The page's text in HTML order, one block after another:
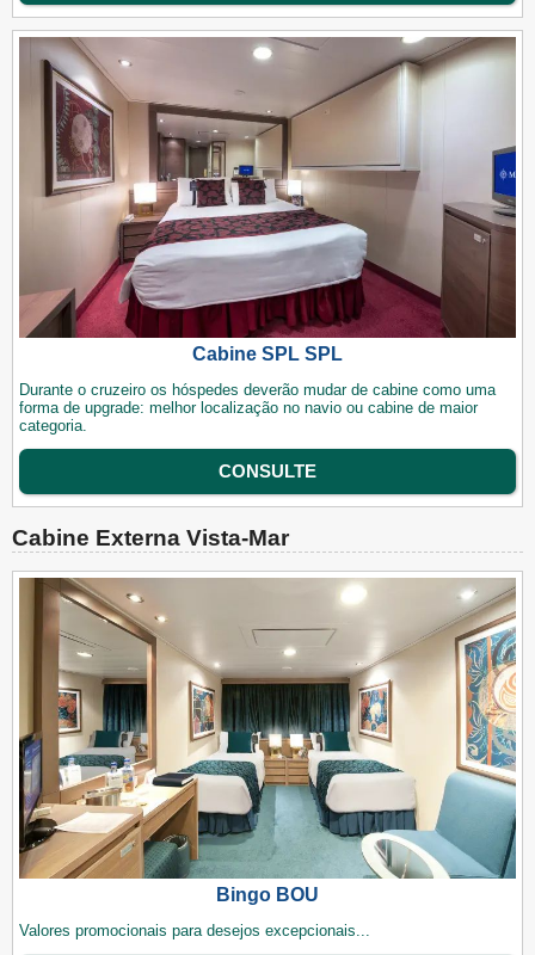
Cabine SPL SPL
Durante o cruzeiro os hóspedes deverão mudar de cabine como uma
forma de upgrade: melhor localização no navio ou cabine de maior
categoria.
CONSULTE
Cabine Externa Vista-Mar
Bingo BOU
Valores promocionais para desejos excepcionais...